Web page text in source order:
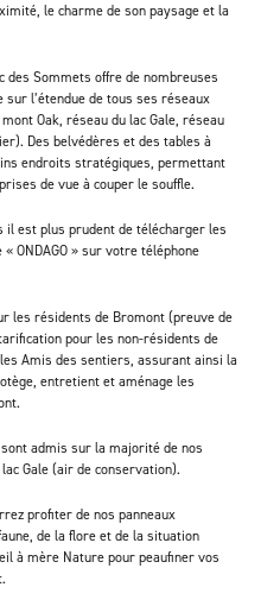
le charme de son paysage et la
des Sommets offre de nombreuses
l’étendue de tous ses réseaux
Oak, réseau du lac Gale, réseau
Des belvédères et des tables à
endroits stratégiques, permettant
de vue à couper le souffle.
est plus prudent de télécharger les
ONDAGO » sur votre téléphone
les résidents de Bromont (preuve de
pour les non-résidents de
Amis des sentiers, assurant ainsi la
entretient et aménage les
admis sur la majorité de nos
Gale (air de conservation).
profiter de nos panneaux
de la flore et de la situation
à mère Nature pour peaufiner vos